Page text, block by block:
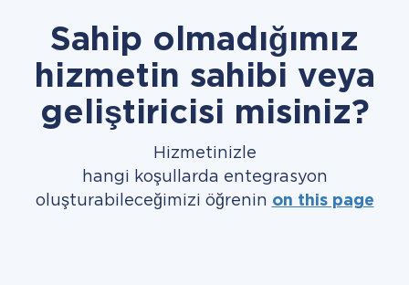
Sahip olmadığımız
hizmetin sahibi veya
geliştiricisi misiniz?
Hizmetinizle
hangi koşullarda entegrasyon
oluşturabileceğimizi öğrenin on this page